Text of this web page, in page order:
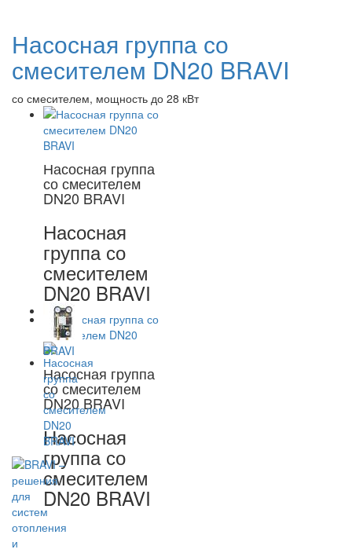
Насосная группа со
смесителем DN20 BRAVI
со смесителем, мощность до 28 кВт
Насосная группа
со смесителем
DN20 BRAVI
Насосная
группа со
смесителем
DN20 BRAVI
Насосная группа
со смесителем
DN20 BRAVI
Насосная
группа со
смесителем
DN20 BRAVI